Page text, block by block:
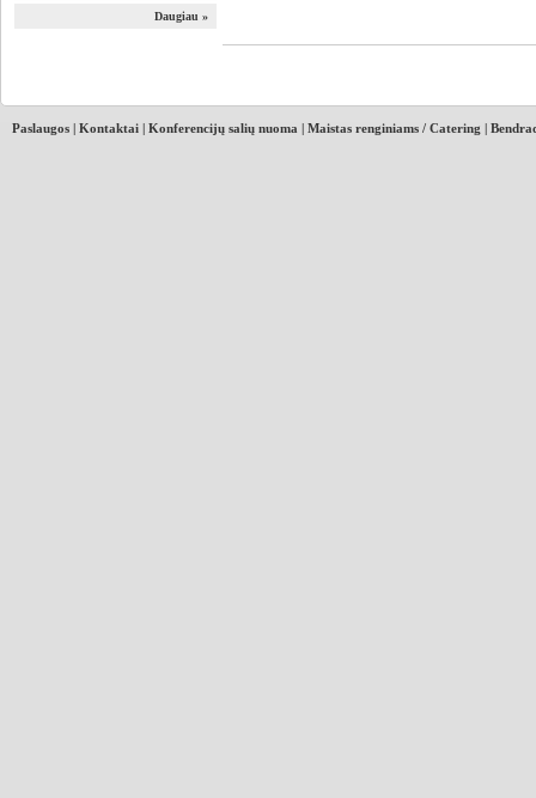
Daugiau »
Paslaugos | Kontaktai | Konferencijų salių nuoma | Maistas renginiams / Catering |